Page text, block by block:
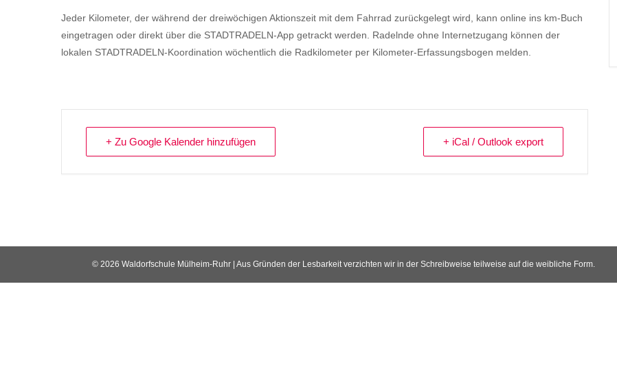
Jeder Kilometer, der während der dreiwöchigen Aktionszeit mit dem Fahrrad zurückgelegt wird, kann online ins km-Buch
eingetragen oder direkt über die STADTRADELN-App getrackt werden. Radelnde ohne Internetzugang können der
lokalen STADTRADELN-Koordination wöchentlich die Radkilometer per Kilometer-Erfassungsbogen melden.
+ Zu Google Kalender hinzufügen + iCal / Outlook export
© 2026 Waldorfschule Mülheim-Ruhr | Aus Gründen der Lesbarkeit verzichten wir in der Schreibweise teilweise auf die weibliche Form.